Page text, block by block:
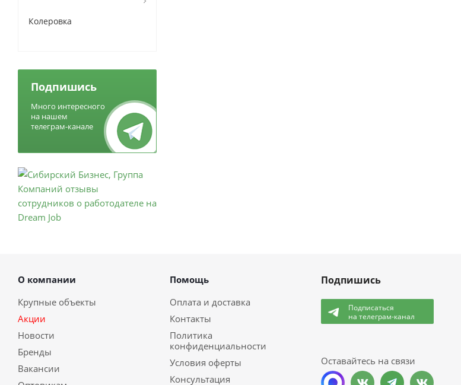
Колеровка
Подпишись
Много интересного
на нашем
телеграм-канале
О компании
Крупные объекты
Акции
Новости
Бренды
Вакансии
Помощь
Оплата и доставка
Контакты
Политика
конфиденциальности
Условия оферты
Консультация
Подпишись
Подписаться
на телеграм-канал
Оставайтесь на связи